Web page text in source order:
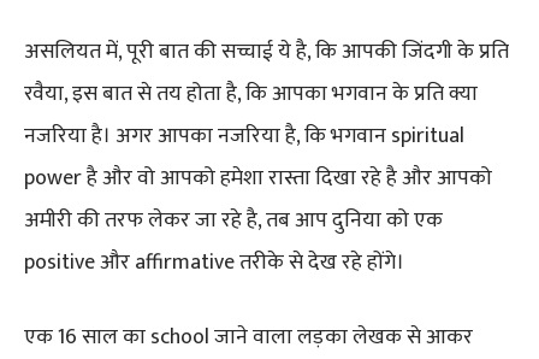
असलियत में, पूरी बात की सच्चाई ये है, कि आपकी जिंदगी के प्रति
रवैया, इस बात से तय होता है, कि आपका भगवान के प्रति क्या
नजरिया है। अगर आपका नजरिया है, कि भगवान spiritual
power है और वो आपको हमेशा रास्ता दिखा रहे है और आपको
अमीरी की तरफ लेकर जा रहे है, तब आप दुनिया को एक
positive और affirmative तरीके से देख रहे होंगे।
एक 16 साल का school जाने वाला लड़का लेखक से आकर